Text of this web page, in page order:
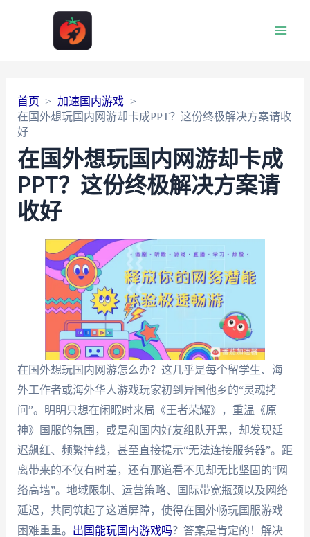
首页
加速国内游戏
在国外想玩国内网游却卡成PPT？这份终极解决方案请收
好
在国外想玩国内网游却卡成
PPT？这份终极解决方案请
收好
在国外想玩国内网游怎么办？这几乎是每个留学生、海
外工作者或海外华人游戏玩家初到异国他乡的“灵魂拷
问”。明明只想在闲暇时来局《王者荣耀》，重温《原
神》国服的氛围，或是和国内好友组队开黑，却发现延
迟飙红、频繁掉线，甚至直接提示“无法连接服务器”。距
离带来的不仅有时差，还有那道看不见却无比坚固的“网
络高墙”。地域限制、运营策略、国际带宽瓶颈以及网络
延迟，共同筑起了这道屏障，使得在国外畅玩国服游戏
困难重重。 出国能玩国内游戏吗？答案是肯定的！解决